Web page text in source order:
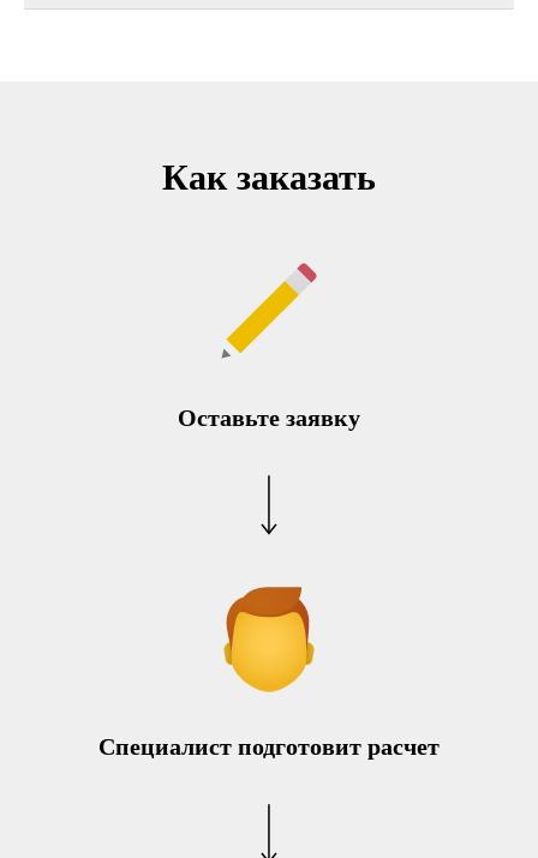
Как заказать
Оставьте заявку
Специалист подготовит расчет